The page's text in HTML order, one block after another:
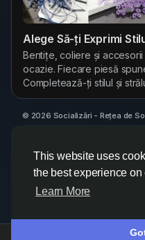
This website uses
the best experience
Learn More
Alege Să-ți Exprimi
Bentițe, coliere și
ocazie. Fiecare piesă
Completează-ți stilul și
© 2026 Socializări - Rețea de